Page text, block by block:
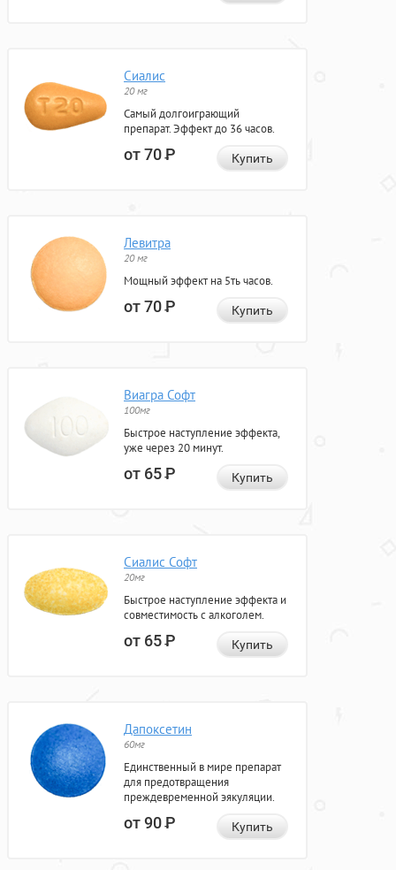
Сиалис
20 мг
Самый долгоиграющий
препарат. Эффект до 36 часов.
от 70Р Купить
Левитра
20 мг
Мощный эффект на 5ть часов.
от 70Р Купить
Виагра Софт
100мг
Быстрое наступление эффекта,
уже через 20 минут.
от 65Р Купить
Сиалис Софт
20мг
Быстрое наступление эффекта и
совместимость с алкоголем.
от 65Р Купить
Дапоксетин
60мг
Единственный в мире препарат
для предотвращения
преждевременной эякуляции.
от 90Р Купить